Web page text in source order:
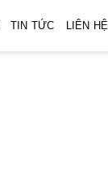
TIN TỨC LIÊN HỆ